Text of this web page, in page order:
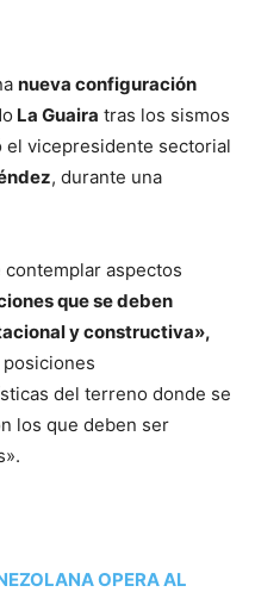
nueva configuración
La Guaira tras los sismos
el vicepresidente sectorial
, durante una
aspectos
que se deben
y constructiva»,
posiciones
del terreno donde se
los que deben ser
OPERA AL